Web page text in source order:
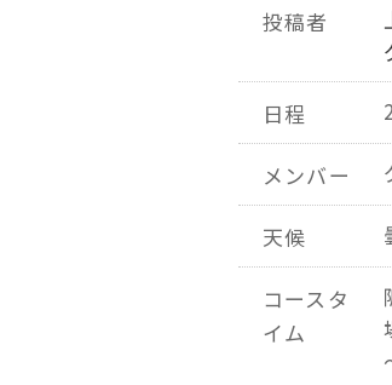
投稿者
日程
メンバー
天候
コースタ
イム